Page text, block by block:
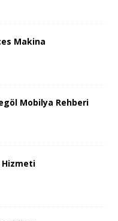
Makina
Mobilya Rehberi
Hizmeti